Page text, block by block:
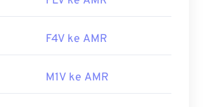
F4V ke AMR
M1V ke AMR